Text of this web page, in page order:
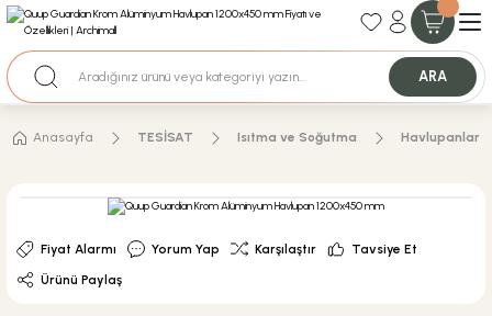
35+ Yıllık Tecrübe
Nakit Ödemeli Özel Fiyatlar için Bizden Teklif Alabilirsiniz.
ARA
Anasayfa TESİSAT Isıtma ve Soğutma Havlupanlar
Fiyat Alarmı Yorum Yap Karşılaştır
Tavsiye Et
Ürünü Paylaş